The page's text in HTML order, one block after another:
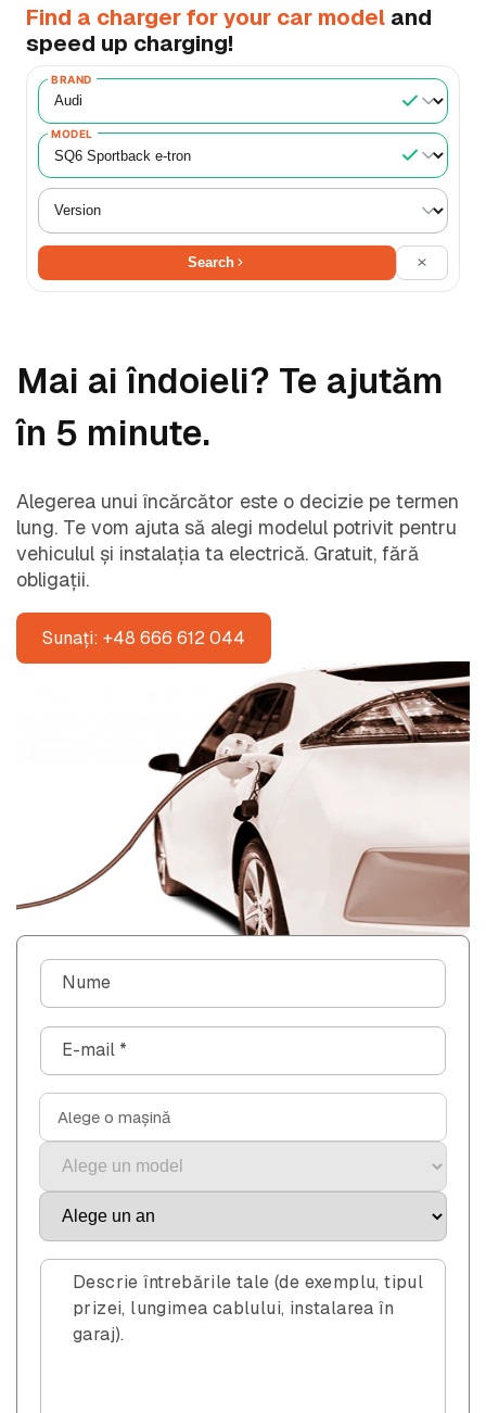
Find a charger for your car model and
speed up charging!
BRAND
MODEL
Search
Mai ai îndoieli? Te ajutăm
în 5 minute.
Alegerea unui încărcător este o decizie pe termen
lung. Te vom ajuta să alegi modelul potrivit pentru
vehiculul și instalația ta electrică. Gratuit, fără
obligații.
Sunați: +48 666 612 044
F
o
r
u
a
d
c
Nume
E-mail *
Alege o mașină
Descrie întrebările tale (de exemplu, tipul
prizei, lungimea cablului, instalarea în
garaj).